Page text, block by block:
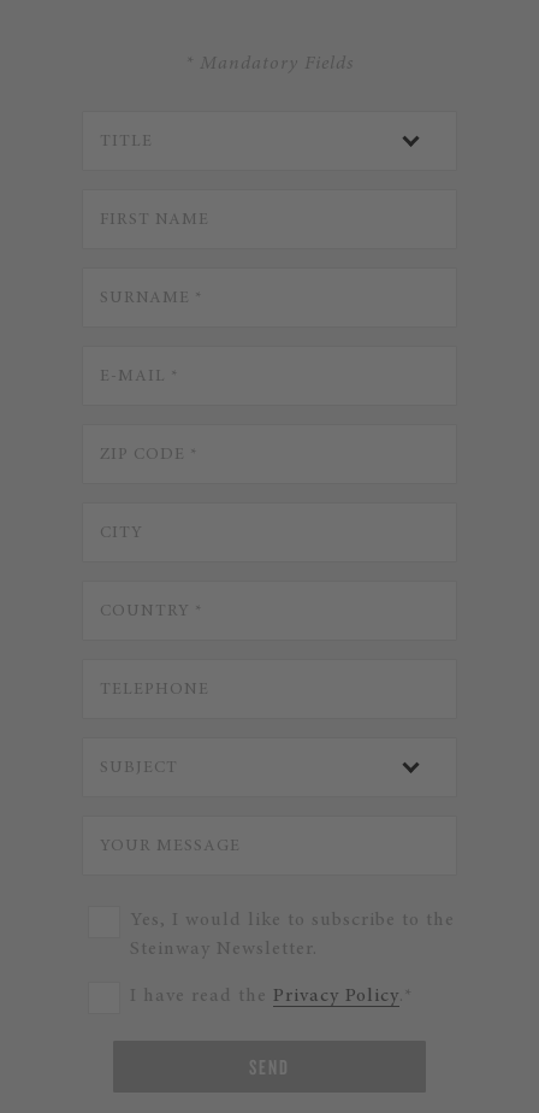
* Mandatory Fields
Yes, I would like to subscribe to the
Steinway Newsletter.
I have read the Privacy Policy.*
SEND